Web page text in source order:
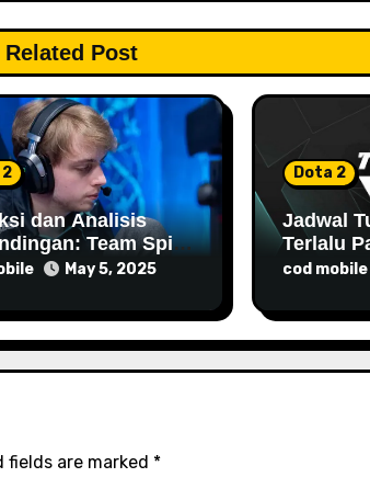
Related Post
dan Analisis
Team Spirit
Gaming –
May 5, 2025
Dota 2
Jadwal
Terlalu
Esports
cod mobile
fields are marked *